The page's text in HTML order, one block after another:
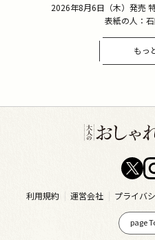
2026年8月6日（木）発売
表紙の人：
もっ
利用規約 運営会社 プライバ
page